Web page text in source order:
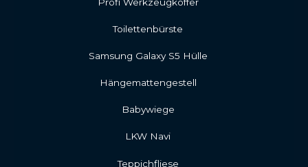
Toilettenbürste
Samsung Galaxy S5 Hülle
Hängemattengestell
Babywiege
LKW Navi
Teppichfliese